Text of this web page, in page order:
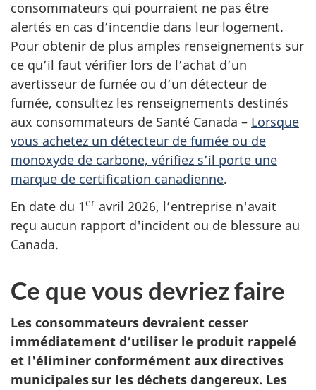
consommateurs qui pourraient ne pas être
alertés en cas d’incendie dans leur logement.
Pour obtenir de plus amples renseignements sur
ce qu’il faut vérifier lors de l’achat d’un
avertisseur de fumée ou d’un détecteur de
fumée, consultez les renseignements destinés
aux consommateurs de Santé Canada – Lorsque
vous achetez un détecteur de fumée ou de
monoxyde de carbone, vérifiez s’il porte une
marque de certification canadienne.
En date du 1er avril 2026, l’entreprise n'avait
reçu aucun rapport d'incident ou de blessure au
Canada.
Ce que vous devriez faire
Les consommateurs devraient cesser
immédiatement d’utiliser le produit rappelé
et l'éliminer conformément aux directives
municipales sur les déchets dangereux. Les